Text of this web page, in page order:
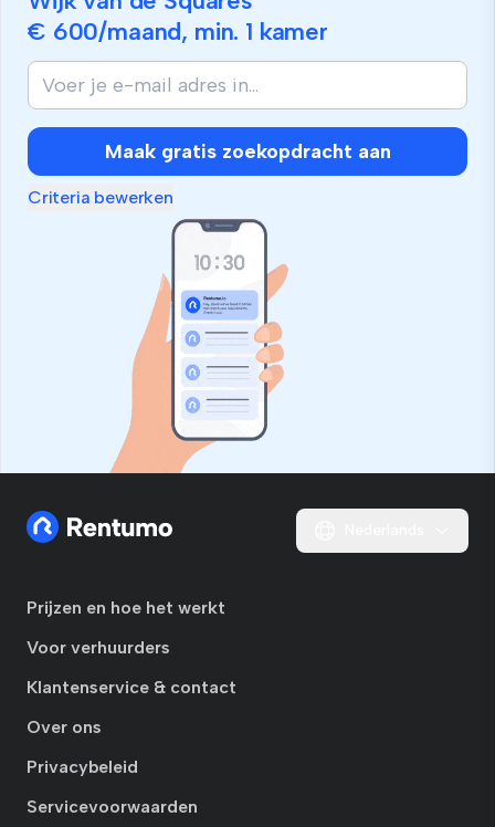
€ 600/maand, min. 1 kamer
Maak gratis zoekopdracht aan
Criteria bewerken
Prijzen en hoe het werkt
Voor verhuurders
Klantenservice & contact
Over ons
Privacybeleid
Servicevoorwaarden